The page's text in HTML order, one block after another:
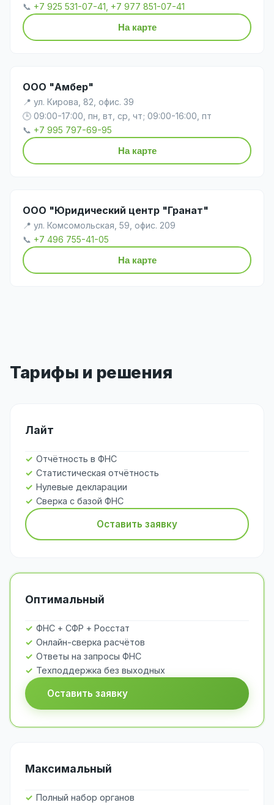
📞 +7 925 531-07-41, +7 977 851-07-41
На карте
ООО "Амбер"
📍 ул. Кирова, 82, офис. 39
🕒 09:00-17:00, пн, вт, ср, чт; 09:00-16:00, пт
📞 +7 995 797-69-95
На карте
ООО "Юридический центр "Гранат"
📍 ул. Комсомольская, 59, офис. 209
📞 +7 496 755-41-05
На карте
Тарифы и решения
Лайт
Отчётность в ФНС
Статистическая отчётность
Нулевые декларации
Сверка с базой ФНС
Оставить заявку
Оптимальный
ФНС + СФР + Росстат
Онлайн-сверка расчётов
Ответы на запросы ФНС
Техподдержка без выходных
Оставить заявку
Максимальный
Полный набор органов